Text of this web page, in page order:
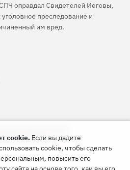
оправдал Свидетелей Иеговы,
преследование и
им вред.
«Север»
cookie. Если вы дадите
cookie, чтобы сделать
повысить его